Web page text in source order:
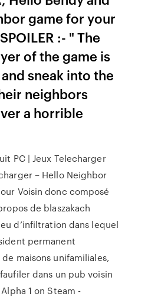
game for your
:- " The
of the game is
sneak into the
neighbors
a horrible
PC | Jeux Telecharger
– Hello Neighbor
Voisin donc composé
de blaszakach
d’infiltration dans lequel
permanent
maisons unifamiliales,
dans un pub voisin
1 on Steam -